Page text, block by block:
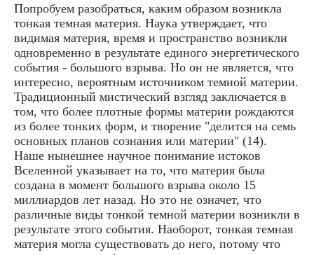
Попробуем разобраться, каким образом возникла
тонкая темная материя. Наука утверждает, что
видимая материя, время и пространство возникли
одновременно в результате единого энергетического
события - большого взрыва. Но он не является, что
интересно, вероятным источником темной материи.
Традиционный мистический взгляд заключается в
том, что более плотные формы материи рождаются
из более тонких форм, и творение "делится на семь
основных планов сознания или материи" (14).
Наше нынешнее научное понимание истоков
Вселенной указывает на то, что материя была
создана в момент большого взрыва около 15
миллиардов лет назад. Но это не означет, что
различные виды тонкой темной материи возникли в
результате этого события. Наоборот, тонкая темная
материя могла существовать до него, потому что